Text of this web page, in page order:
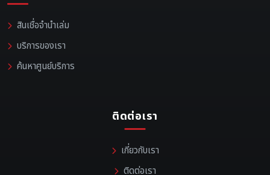
สินเชื่อจำนำเล่ม
บริการของเรา
ค้นหาศูนย์บริการ
ติดต่อเรา
เกี่ยวกับเรา
ติดต่อเรา